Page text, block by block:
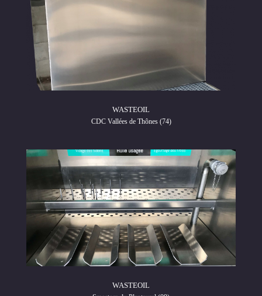
WASTEOIL
CDC Vallées de Thônes (74)
WASTEOIL